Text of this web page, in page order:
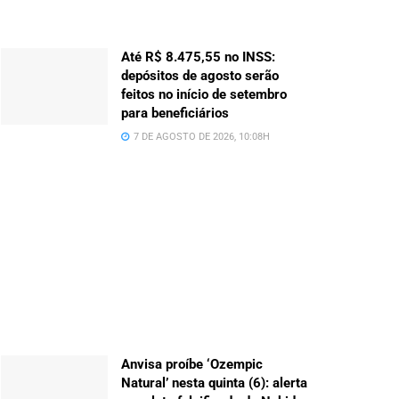
Até R$ 8.475,55 no INSS:
depósitos de agosto serão
feitos no início de setembro
para beneficiários
7 DE AGOSTO DE 2026, 10:08H
Anvisa proíbe ‘Ozempic
Natural’ nesta quinta (6): alerta